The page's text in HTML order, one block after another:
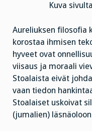
Kuva
Aureliuksen filosofia
korostaa ihmisen
hyveet ovat
viisaus ja moraali
Stoalaista eivät
vaan tiedon
Stoalaiset uskoivat
(jumalien)